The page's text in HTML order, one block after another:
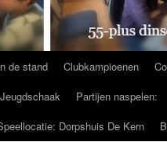
de stand Clubkampioenen
Jeugdschaak Partijen naspelen:
Dorpshuis De Kern